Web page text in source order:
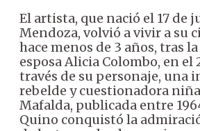
El artista, que nació el 17 de
Mendoza, volvió a vivir a su
hace menos de 3 años, tras
esposa Alicia Colombo, en el
través de su personaje, una
rebelde y cuestionadora
Mafalda, publicada entre
Quino conquistó la